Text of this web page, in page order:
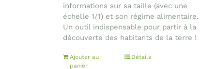
informations sur sa taille (avec une
échelle 1/1) et son régime alimentaire.
Un outil indispensable pour partir à la
découverte des habitants de la terre !
Ajouter au
panier
Détails